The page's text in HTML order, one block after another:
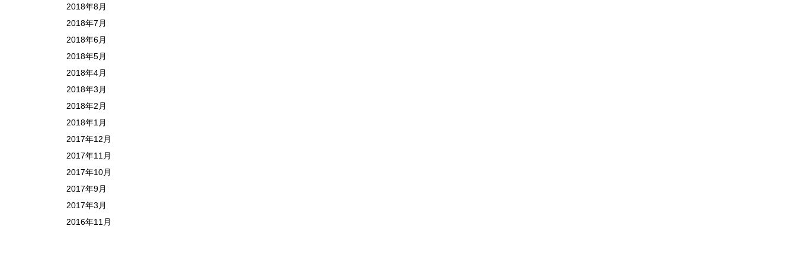
2018年8月
2018年7月
2018年6月
2018年5月
2018年4月
2018年3月
2018年2月
2018年1月
2017年12月
2017年11月
2017年10月
2017年9月
2017年3月
2016年11月